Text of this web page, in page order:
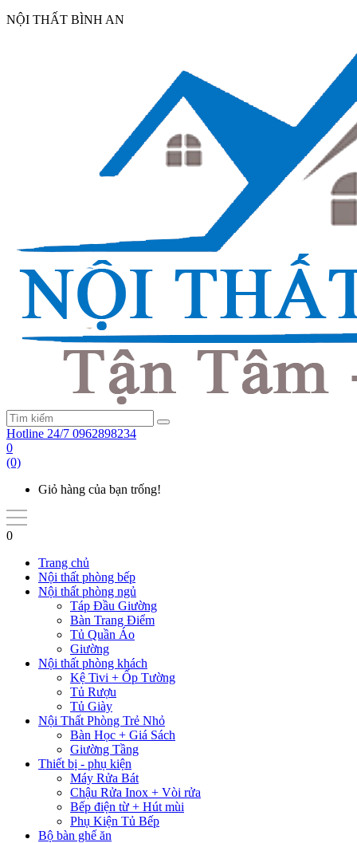
NỘI THẤT BÌNH AN
Hotline 24/7 0962898234
0
(0)
Giỏ hàng của bạn trống!
0
Trang chủ
Nội thất phòng bếp
Nội thất phòng ngủ
Táp Đầu Giường
Bàn Trang Điểm
Tủ Quần Áo
Giường
Nội thất phòng khách
Kệ Tivi + Ốp Tường
Tủ Rượu
Tủ Giày
Nội Thất Phòng Trẻ Nhỏ
Bàn Học + Giá Sách
Giường Tầng
Thiết bị - phụ kiện
Máy Rửa Bát
Chậu Rửa Inox + Vòi rửa
Bếp điện từ + Hút mùi
Phụ Kiện Tủ Bếp
Bộ bàn ghế ăn